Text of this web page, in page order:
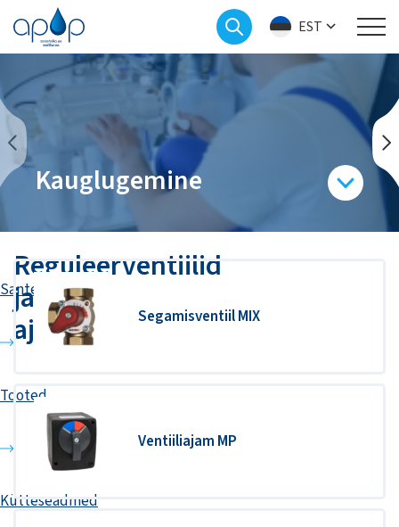
EST
Kauglugemine
Santehnika
Tooted
Kütteseadmed
Reguleerventiilid
ja
ajamid Segamisventiil MIX
Ventiiliajam MP